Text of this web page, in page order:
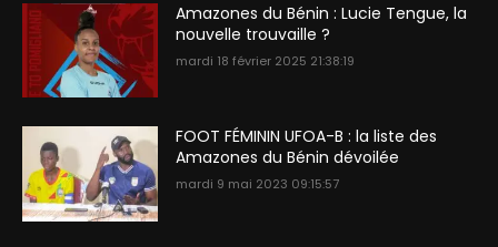
Amazones du Bénin : Lucie Tengue, la
nouvelle trouvaille ?
mardi 18 février 2025 21:38:19
FOOT FÉMININ UFOA-B : la liste des
Amazones du Bénin dévoilée
mardi 9 mai 2023 09:15:57